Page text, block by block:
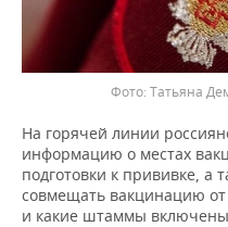
Татьяна
На горячей линии
информацию о местах
подготовки к прививке, а
совмещать вакцинацию
и какие штаммы включены